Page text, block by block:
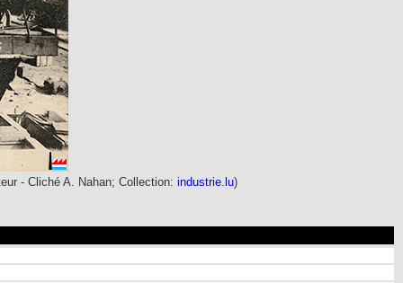
- Cliché A. Nahan; Collection: industrie.lu)